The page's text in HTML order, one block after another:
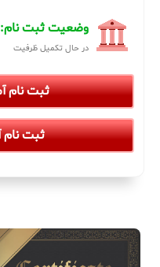
وضعیت ثبت
در حال تکمیل ظرفیت
ثبت نام
ثبت نام